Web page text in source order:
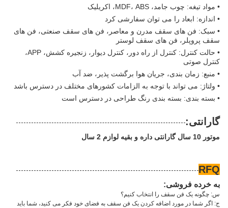
• مواد تیغه: چوب جامد، MDF، ABS، اکریلیک
• اندازه: ابعاد را می توان سفارشی کرد
• سبک: فن های سقف مدرن و معاصر، فن های سقف صنعتی، فن های
سقف پروپلر، فن های سقف لوستر
• حالت کنترل: کنترل از راه دور، کنترل دیوار، زنجیره کشش، APP،
کنترل صوتی
• منبع: زمان بندی، جریان هوا برگشت پذیر، ضد آب
• ولتاژ: می تواند با توجه به الزامات کشورهای مختلف در دسترس باشد
• بسته بندی: بسته بندی رنگ طراحی در دسترس است
گارانتی:
موتور 10 سال گارانتی داره و بقیه لوازم 2 سال
RFQ
به خرده فروشی:
س: چگونه یک فن سقف را انتخاب کنیم؟
ج: اگر شما در مورد اضافه کردن یک فن سقف به فضای خود فکر می کنید، شما باید